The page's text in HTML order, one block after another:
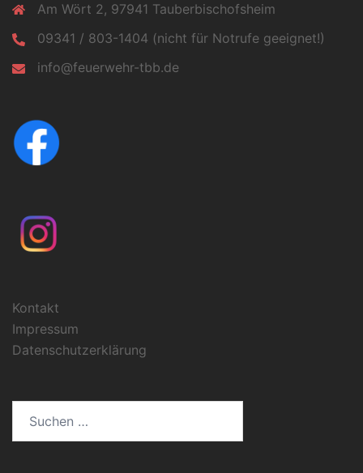
Am Wört 2, 97941 Tauberbischofsheim
09341 / 803-1404 (nicht für Notrufe geeignet!)
info@feuerwehr-tbb.de
Kontakt
Impressum
Datenschutzerklärung